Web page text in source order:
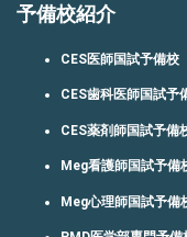
予備校紹介
CES医師国試予備校
CES歯科医師国試予
CES薬剤師国試予備
Meg看護師国試予備
Meg心理師国試予備